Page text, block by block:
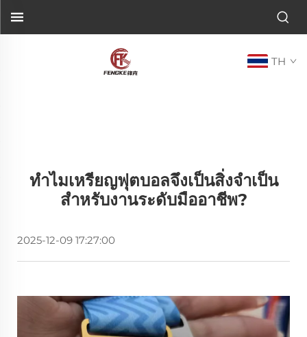
TH
ทำไมเหรียญฟุตบอลจึงเป็นสิ่งจำเป็น
สำหรับงานระดับมืออาชีพ?
2025-12-09 17:27:00